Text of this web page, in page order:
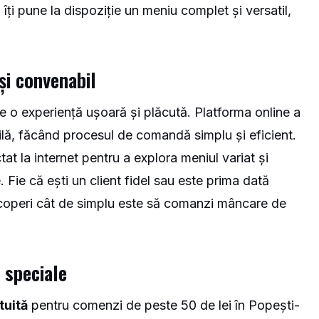
pune la dispoziție un meniu complet și versatil,
convenabil
o experiență ușoară și plăcută. Platforma online a
făcând procesul de comandă simplu și eficient.
la internet pentru a explora meniul variat și
că ești un client fidel sau este prima dată
cât de simplu este să comanzi mâncare de
pentru comenzi de peste 50 de lei în Popești-